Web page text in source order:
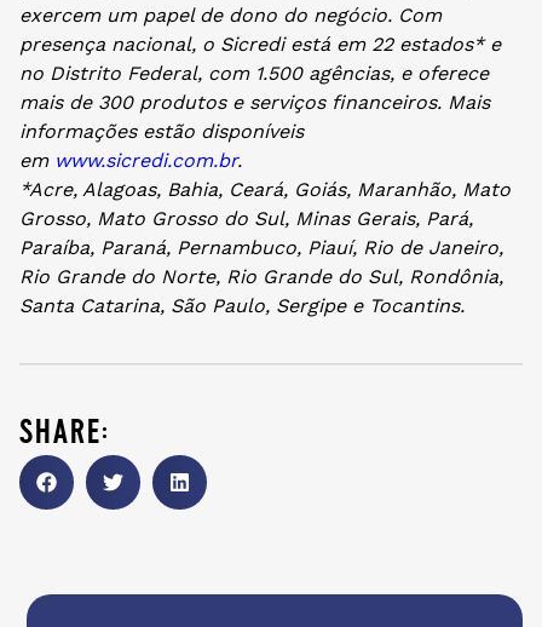
exercem um papel de dono do negócio. Com
presença nacional, o Sicredi está em 22 estados* e
no Distrito Federal, com 1.500 agências, e oferece
mais de 300 produtos e serviços financeiros. Mais
informações estão disponíveis
em www.sicredi.com.br.
*Acre, Alagoas, Bahia, Ceará, Goiás, Maranhão, Mato
Grosso, Mato Grosso do Sul, Minas Gerais, Pará,
Paraíba, Paraná, Pernambuco, Piauí, Rio de Janeiro,
Rio Grande do Norte, Rio Grande do Sul, Rondônia,
Santa Catarina, São Paulo, Sergipe e Tocantins.
share: